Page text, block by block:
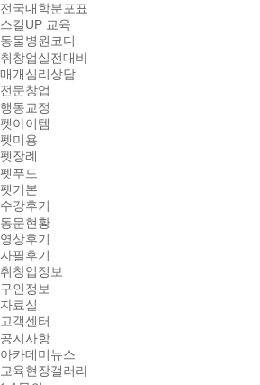
전국대학분포표
스킬UP 교육
동물병원코디
취창업실전대비
매개심리상담
전문창업
행동교정
펫아이템
펫미용
펫장례
펫푸드
펫기본
수강후기
동문현황
영상후기
자필후기
취창업정보
구인정보
자료실
고객센터
공지사항
아카데미뉴스
교육현장갤러리